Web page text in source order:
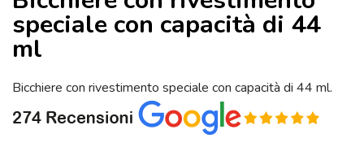
speciale con capacità di 44
ml
Bicchiere con rivestimento speciale con capacità di 44 ml.